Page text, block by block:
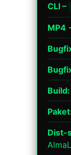
CLI –
MP4
Build:
Dist-